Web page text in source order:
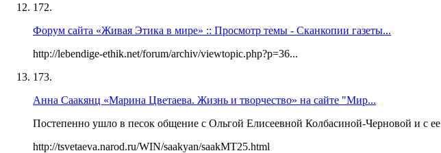
172.
Форум сайта «Живая Этика в мире» :: Просмотр темы - Сканкопии газеты...
http://lebendige-ethik.net/forum/archiv/viewtopic.php?p=36...
173.
Анна Саакянц «Марина Цветаева. Жизнь и творчество» на сайте "Мир...
Постепенно ушло в песок общение с Ольгой Елисеевной Колбасиной-Черновой и с ее
http://tsvetaeva.narod.ru/WIN/saakyan/saakMT25.html